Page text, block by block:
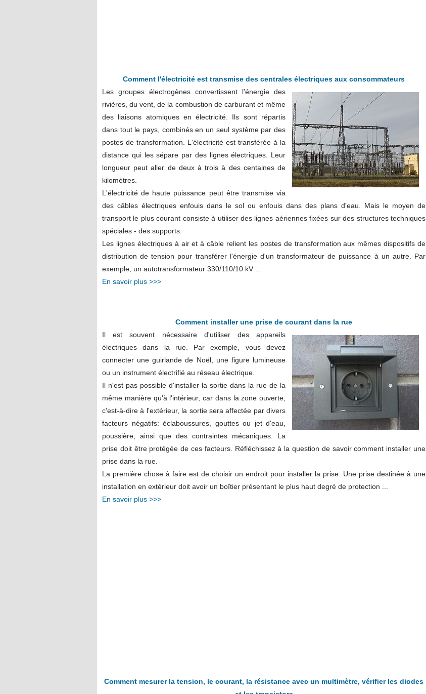
Comment l'électricité est transmise des centrales électriques aux consommateurs
Les groupes électrogènes convertissent l'énergie des
rivières, du vent, de la combustion de carburant et même
des liaisons atomiques en électricité. Ils sont répartis
dans tout le pays, combinés en un seul système par des
postes de transformation. L'électricité est transférée à la
distance qui les sépare par des lignes électriques. Leur
longueur peut aller de deux à trois à des centaines de
kilomètres.
L'électricité de haute puissance peut être transmise via
des câbles électriques enfouis dans le sol ou enfouis dans des plans d'eau. Mais le moyen de
transport le plus courant consiste à utiliser des lignes aériennes fixées sur des structures techniques
spéciales - des supports.
Les lignes électriques à air et à câble relient les postes de transformation aux mêmes dispositifs de
distribution de tension pour transférer l'énergie d'un transformateur de puissance à un autre. Par
exemple, un autotransformateur 330/110/10 kV ...
En savoir plus >>>
Comment installer une prise de courant dans la rue
Il est souvent nécessaire d'utiliser des appareils
électriques dans la rue. Par exemple, vous devez
connecter une guirlande de Noël, une figure lumineuse
ou un instrument électrifié au réseau électrique.
Il n'est pas possible d'installer la sortie dans la rue de la
même manière qu'à l'intérieur, car dans la zone ouverte,
c'est-à-dire à l'extérieur, la sortie sera affectée par divers
facteurs négatifs: éclaboussures, gouttes ou jet d'eau,
poussière, ainsi que des contraintes mécaniques. La
prise doit être protégée de ces facteurs. Réfléchissez à la question de savoir comment installer une
prise dans la rue.
La première chose à faire est de choisir un endroit pour installer la prise. Une prise destinée à une
installation en extérieur doit avoir un boîtier présentant le plus haut degré de protection ...
En savoir plus >>>
Comment mesurer la tension, le courant, la résistance avec un multimètre, vérifier les diodes